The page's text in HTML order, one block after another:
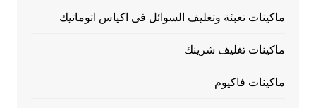
ماكينات تعبئة وتغليف السوائل فى اكياس اتوماتيك
ماكينات تغليف شرينك
ماكينات فاكيوم